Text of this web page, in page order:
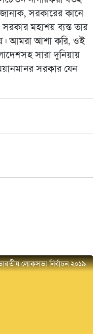
জানাক, সরকারের কানে
মহাশয় ব্যস্ত তার
আমরা আশা করি, ওই
সারা দুনিয়ায়
সরকার যেন
লোকসভা নির্বাচন ২০১৯